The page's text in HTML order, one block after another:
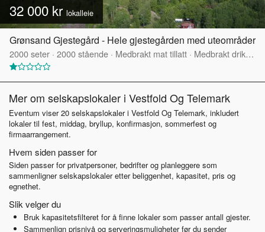
32 000 kr lokalleie
Grønsand Gjestegård - Hele gjestegården med uteområder
2000seter · 2000stående · Medbrakt mat tillatt · Medbrakt drikke tillatt
Mer om selskapslokaler i Vestfold Og Telemark
Eventum viser 20 selskapslokaler i Vestfold Og Telemark, inkludert
lokaler til fest, middag, bryllup, konfirmasjon, sommerfest og
firmaarrangement.
Hvem siden passer for
Siden passer for privatpersoner, bedrifter og planleggere som
sammenligner selskapslokaler etter beliggenhet, kapasitet, pris og
egnethet.
Slik velger du
Bruk kapasitetsfilteret for å finne lokaler som passer antall gjester.
Sammenlign prisnivå og serveringsmuligheter før du sender